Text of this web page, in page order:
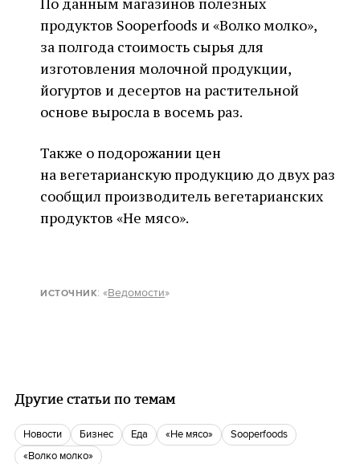
продуктов Sooperfoods и «Волко молко»,
за полгода стоимость сырья для
изготовления молочной продукции,
йогуртов и десертов на растительной
основе выросла в восемь раз.
Также о подорожании цен
на вегетарианскую продукцию до двух раз
сообщил производитель вегетарианских
продуктов «Не мясо».
ИСТОЧНИК: «Ведомости»
Другие статьи по темам
новости бизнес еда «Не мясо»
Sooperfoods
«Волко молко»